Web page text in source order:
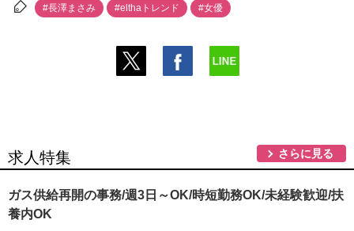
#長澤まさみ #elthaトレンド #女優
求人特集 さらに見る
ガス供給再開の事務/週3日～OK/時短勤務OK/未経験歓迎/扶
養内OK